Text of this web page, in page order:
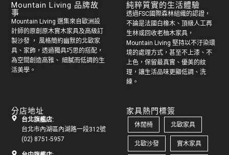
Mountain Living 品牌故
事
Mountain Living 選集來自歐洲設
計師的原創 原木實木家具及高級訂
製沙發 ， 風格簡約幽默的北歐家
具 、家飾，透過獨具巧思的搭配，
為空間創造高雅、 細膩而低調的生
活美學。
純粹質實的生活體驗
透過FSC國際森林組織的認證，
不論是法國白橡木、頂級人工再
生林或回收老柚木家具 ，
Mountain Living 堅持以不汙染環
境的處理方式，甚至不上漆、不
上色，保留最真實、優美的紋
理，讓生活品味更顯低調、洗
練。
分店地址
台北旗艦店:
台北市內湖區內湖路一段312號
(02) 8751-5957
家具熱門標簽
休閒椅 北歐家具
北歐沙發 實木家具